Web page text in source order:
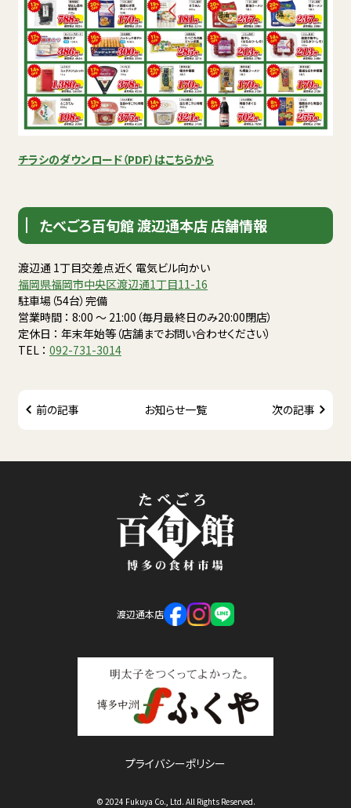
チラシのダウンロード（PDF）はこちらから
たべごろ百旬館 渡辺通本店 店舗情報
渡辺通 1丁目交差点近く 電気ビル向かい
福岡県福岡市中央区渡辺通1丁目11-16
駐車場（54台）完備
営業時間 ： 8:00 〜 21:00（毎月最終日のみ20:00閉店）
定休日 ： 年末年始等（店舗までお問い合わせください）
TEL ： 092-731-3014
前の記事 お知らせ一覧 次の記事
渡辺通本店
プライバシーポリシー
© 2024 Fukuya Co., Ltd. All Rights Reserved.